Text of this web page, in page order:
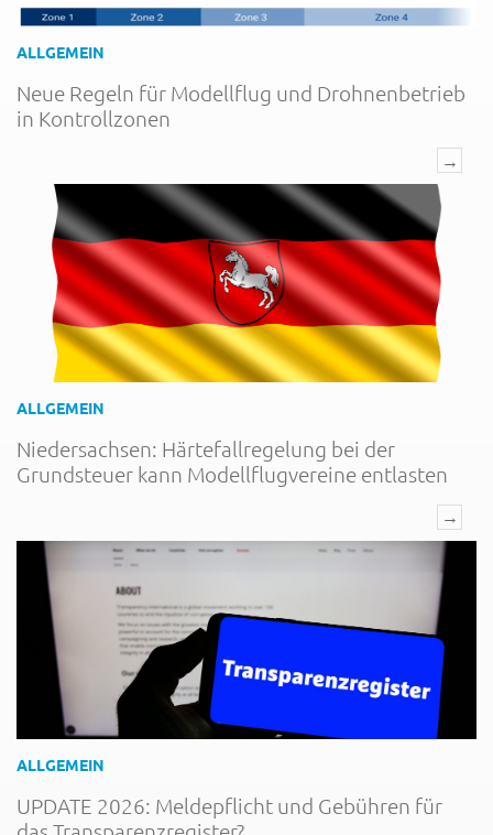
ALLGEMEIN
Neue Regeln für Modellflug und Drohnenbetrieb
in Kontrollzonen
→
ALLGEMEIN
Niedersachsen: Härtefallregelung bei der
Grundsteuer kann Modellflugvereine entlasten
→
ALLGEMEIN
UPDATE 2026: Meldepflicht und Gebühren für